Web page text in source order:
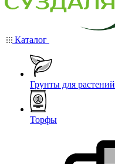
Каталог
Грунты для растений
Торфы